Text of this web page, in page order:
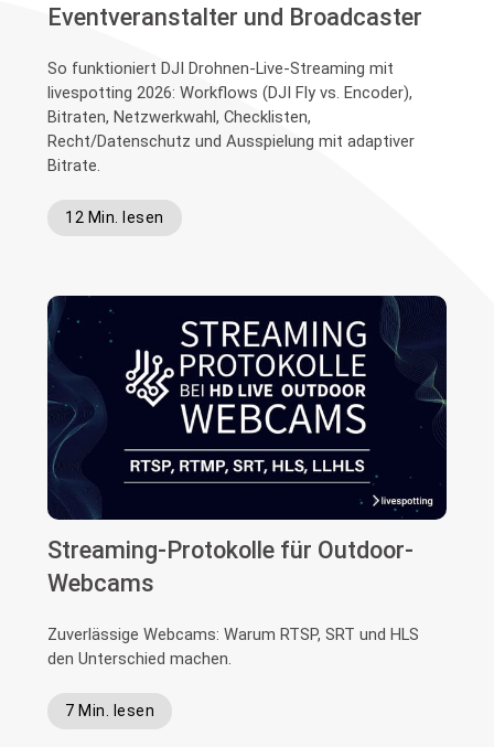
Eventveranstalter und Broadcaster
So funktioniert DJI Drohnen-Live-Streaming mit
livespotting 2026: Workflows (DJI Fly vs. Encoder),
Bitraten, Netzwerkwahl, Checklisten,
Recht/Datenschutz und Ausspielung mit adaptiver
Bitrate.
12 Min. lesen
Streaming-Protokolle für Outdoor-
Webcams
Zuverlässige Webcams: Warum RTSP, SRT und HLS
den Unterschied machen.
7 Min. lesen